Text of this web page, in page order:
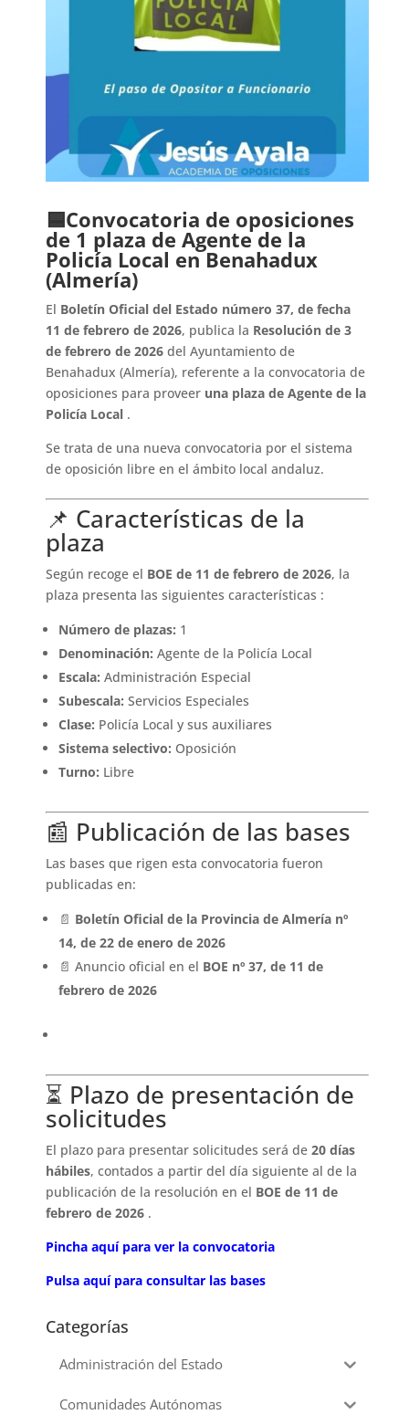
🟦Convocatoria de oposiciones
de 1 plaza de Agente de la
Policía Local en Benahadux
(Almería)
El Boletín Oficial del Estado número 37, de fecha
11 de febrero de 2026, publica la Resolución de 3
de febrero de 2026 del Ayuntamiento de
Benahadux (Almería), referente a la convocatoria de
oposiciones para proveer una plaza de Agente de la
Policía Local .
Se trata de una nueva convocatoria por el sistema
de oposición libre en el ámbito local andaluz.
📌 Características de la
plaza
Según recoge el BOE de 11 de febrero de 2026, la
plaza presenta las siguientes características :
Número de plazas: 1
Denominación: Agente de la Policía Local
Escala: Administración Especial
Subescala: Servicios Especiales
Clase: Policía Local y sus auxiliares
Sistema selectivo: Oposición
Turno: Libre
📰 Publicación de las bases
Las bases que rigen esta convocatoria fueron
publicadas en:
📄 Boletín Oficial de la Provincia de Almería nº
14, de 22 de enero de 2026
📄 Anuncio oficial en el BOE nº 37, de 11 de
febrero de 2026
⏳ Plazo de presentación de
solicitudes
El plazo para presentar solicitudes será de20 días
hábiles, contados a partir del día siguiente al de la
publicación de la resolución en el BOE de 11 de
febrero de 2026 .
Pincha aquí para ver la convocatoria
Pulsa aquí para consultar las bases
Categorías
Administración del Estado
Comunidades Autónomas